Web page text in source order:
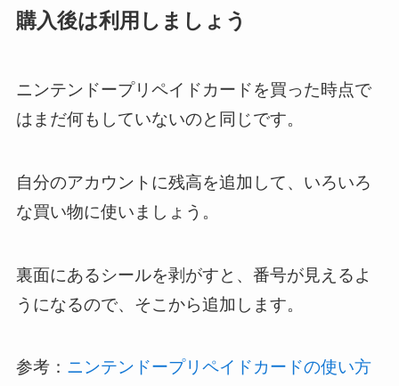
購入後は利用しましょう
ニンテンドープリペイドカードを買った時点で
はまだ何もしていないのと同じです。
自分のアカウントに残高を追加して、いろいろ
な買い物に使いましょう。
裏面にあるシールを剥がすと、番号が見えるよ
うになるので、そこから追加します。
参考： ニンテンドープリペイドカードの使い方